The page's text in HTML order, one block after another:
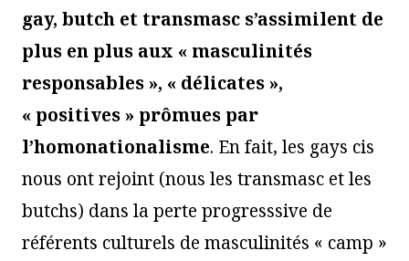
gay, butch et transmasc s’assimilent de
plus en plus aux « masculinités
responsables », « délicates »,
« positives » prômues par
l’homonationalisme. En fait, les gays cis
nous ont rejoint (nous les transmasc et les
butchs) dans la perte progresssive de
référents culturels de masculinités « camp »